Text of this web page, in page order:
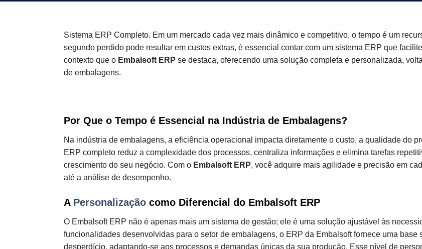
Sistema ERP Completo. Em um mercado cada vez mais dinâmico e competitivo, o tempo é um
segundo perdido pode resultar em custos extras, é essencial contar com um sistema ERP que
contexto que o Embalsoft ERP se destaca, oferecendo uma solução completa e personalizada,
de embalagens.
Por Que o Tempo é Essencial na Indústria de Embalagens?
Na indústria de embalagens, a eficiência operacional impacta diretamente o custo, a qualidade do
ERP completo reduz a complexidade dos processos, centraliza informações e elimina tarefas
crescimento do seu negócio. Com o Embalsoft ERP, você adquire mais agilidade e precisão em
até a análise de desempenho.
A Personalização como Diferencial do Embalsoft ERP
O Embalsoft ERP não é apenas mais um sistema de gestão; ele é uma solução ajustável às
funcionalidades desenvolvidas para o setor de embalagens, o ERP da Embalsoft fornece uma
desperdício, adaptando-se aos processos e demandas únicas da sua produção. Esse nível de